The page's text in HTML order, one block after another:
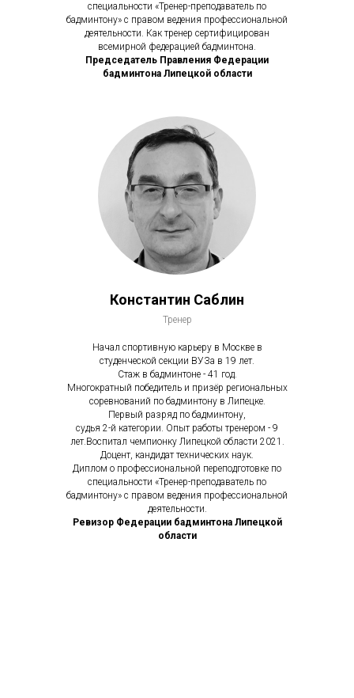
специальности «Тренер-преподаватель по
бадминтону» с правом ведения профессиональной
деятельности. Как тренер сертифицирован
всемирной федерацией бадминтона.
Председатель Правления Федерации
бадминтона Липецкой области
Константин Саблин
Тренер
Начал спортивную карьеру в Москве в
студенческой секции ВУЗа в 19 лет.
Стаж в бадминтоне - 41 год.
Многократный победитель и призёр региональных
соревнований по бадминтону в Липецке.
Первый разряд по бадминтону,
судья 2-й категории. Опыт работы тренером - 9
лет.Воспитал чемпионку Липецкой области 2021.
Доцент, кандидат технических наук.
Диплом о профессиональной переподготовке по
специальности «Тренер-преподаватель по
бадминтону» с правом ведения профессиональной
деятельности.
Ревизор Федерации бадминтона Липецкой
области